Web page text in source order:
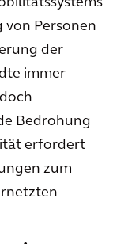
Personen
der
immer
Bedrohung
erfordert
zum